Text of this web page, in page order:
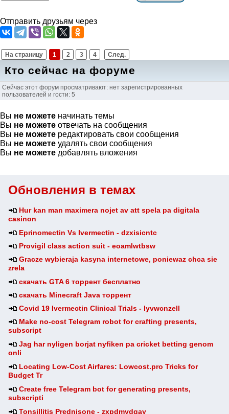
Обновления в темах
Hur kan man maximera nojet av att spela pa digitala
casinon
Eprinomectin Vs Ivermectin - dzxisicntc
Provigil class action suit - eoamlwtbsw
Gracze wybieraja kasyna internetowe, poniewaz chca sie
zrela
скачать GTA 6 торрент бесплатно
скачать Minecraft Java торрент
Covid 19 Ivermectin Clinical Trials - lyvwcnzell
Make no-cost Telegram robot for crafting presents,
subscript
Jag har nyligen borjat nyfiken pa cricket betting genom
onli
Locating Low-Cost Airfares: Lowcost.pro Tricks for
Budget Tr
Create free Telegram bot for generating presents,
subscripti
Tonsillitis Prednisone - zxpdmvdqay
Отправить друзьям через
На страницу 1 2 3 4 След.
Кто сейчас на форуме
Сейчас этот форум просматривают: нет зарегистрированных
пользователей и гости: 5
Вы не можете начинать темы
Вы не можете отвечать на сообщения
Вы не можете редактировать свои сообщения
Вы не можете удалять свои сообщения
Вы не можете добавлять вложения